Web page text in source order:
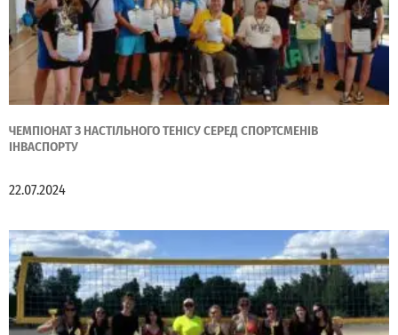
ЧЕМПІОНАТ З НАСТІЛЬНОГО ТЕНІСУ СЕРЕД СПОРТСМЕНІВ
ІНВАСПОРТУ
22.07.2024